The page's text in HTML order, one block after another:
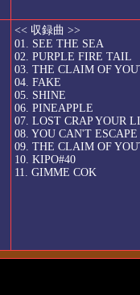
<< 収録曲 >>
01. SEE THE SEA
02. PURPLE FIRE TAIL
03. THE CLAIM OF
04. FAKE
05. SHINE
06. PINEAPPLE
07. LOST CRAP YOUR
08. YOU CAN'T ESCAPE
09. THE CLAIM OF
10. KIPO#40
11. GIMME COK